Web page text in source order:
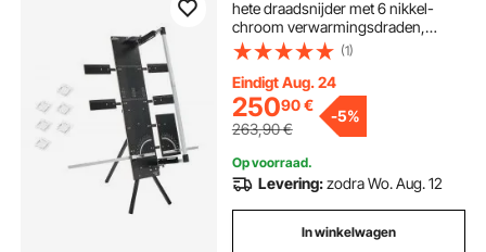
hete draadsnijder met 6 nikkel-
chroom verwarmingsdraden,
professioneel elektrisch
snijgereedschap met een maximale
snijlengte van 1150 mm voor
schuim, spons en KT-platen
(1)
Eindigt Aug. 24
25090€
263,90€
-5%
Op voorraad.
Levering:zodra Wo. Aug. 12
In winkelwagen